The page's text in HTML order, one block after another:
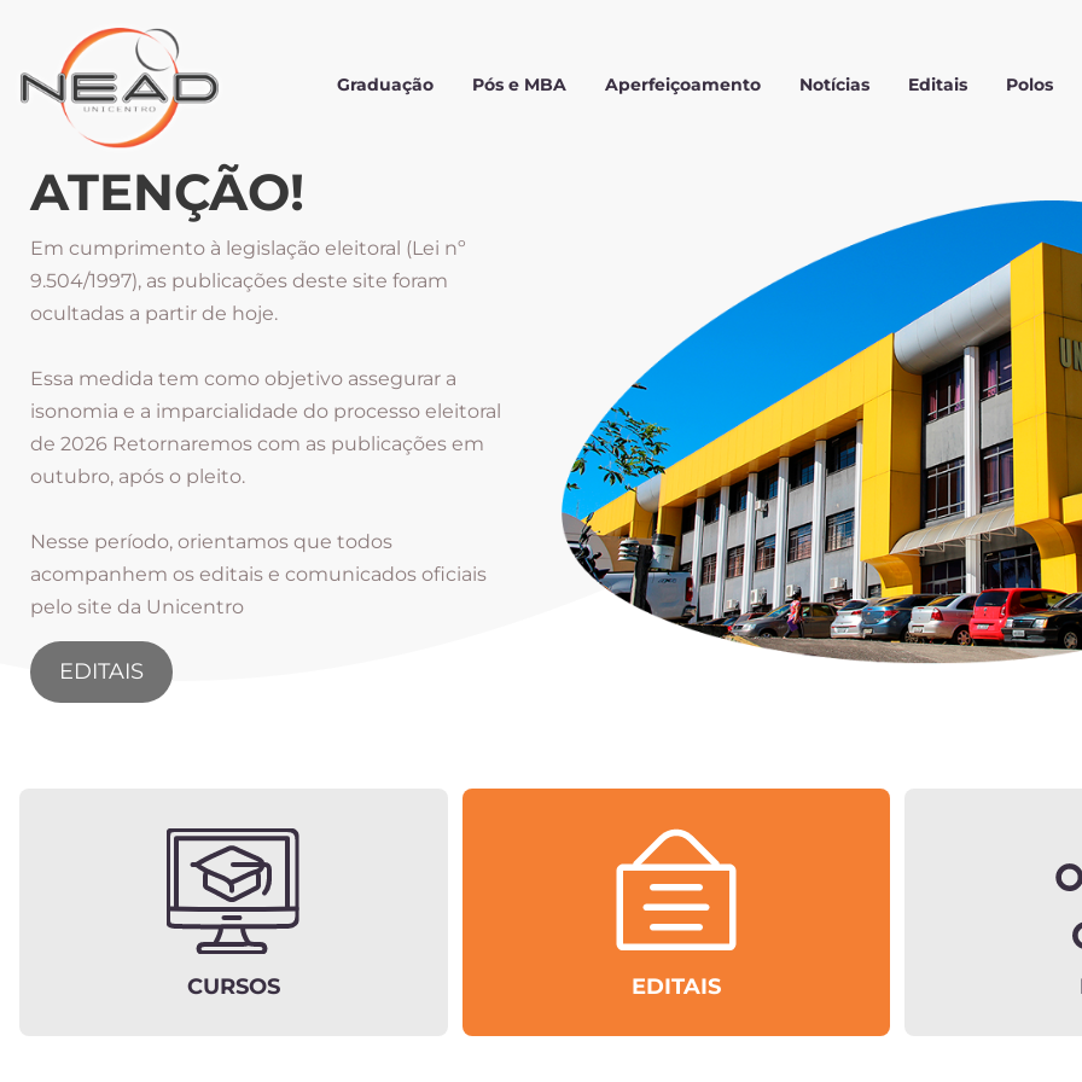
Graduação Pós e MBA Aperfeiçoamento Notícias Editais Polos
ATENÇÃO!
Em cumprimento à legislação eleitoral (Lei nº
9.504/1997), as publicações deste site foram
ocultadas a partir de hoje.
Essa medida tem como objetivo assegurar a
isonomia e a imparcialidade do processo eleitoral
de 2026 Retornaremos com as publicações em
outubro, após o pleito.
Nesse período, orientamos que todos
acompanhem os editais e comunicados oficiais
pelo site da Unicentro
EDITAIS
CURSOS EDITAIS